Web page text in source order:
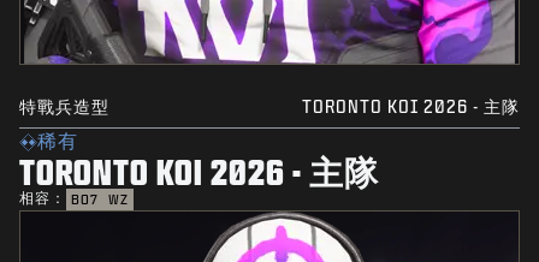
特戰兵造型 TORONTO KOI 2026 - 主隊
稀有
TORONTO KOI 2026 - 主隊
相容： BO7 WZ